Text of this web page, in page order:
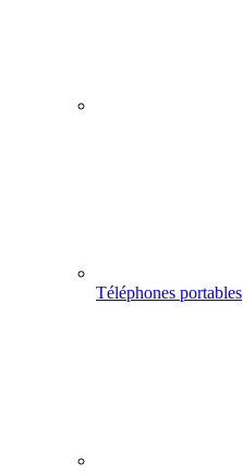
Téléphones portables